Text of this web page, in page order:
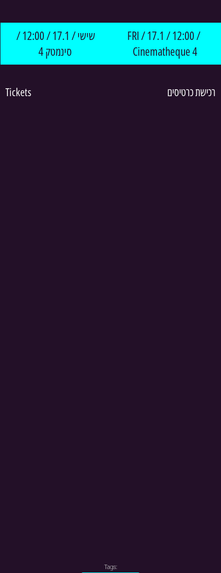
שישי / 17.1 / 12:00 /
סינמטק 4
FRI / 17.1 / 12:00 /
Cinematheque 4
Tickets רכישת כרטיסים
Tags: